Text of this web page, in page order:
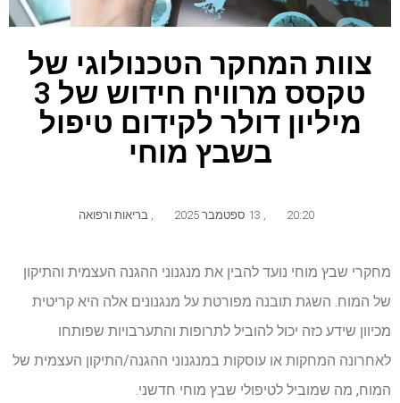
צוות המחקר הטכנולוגי של
טקסס מרוויח חידוש של 3
מיליון דולר לקידום טיפול
בשבץ מוחי
20:20 בריאות ורפואה
מחקרי שבץ מוחי נועד להבין את מנגנוני ההגנה העצמית והתיקון
של המוח. השגת תובנה מפורטת על מנגנונים אלה היא קריטית
מכיוון שידע כזה יכול להוביל לתרופות והתערבויות שפותחו
לאחרונה המחקות או עוסקות במנגנוני ההגנה/התיקון העצמית של
המוח, מה שמוביל לטיפולי שבץ מוחי חדשני.